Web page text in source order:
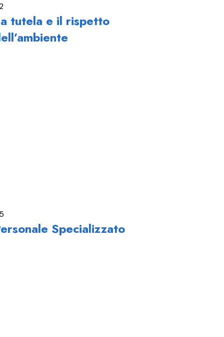
tutela e il rispetto
Specializzato